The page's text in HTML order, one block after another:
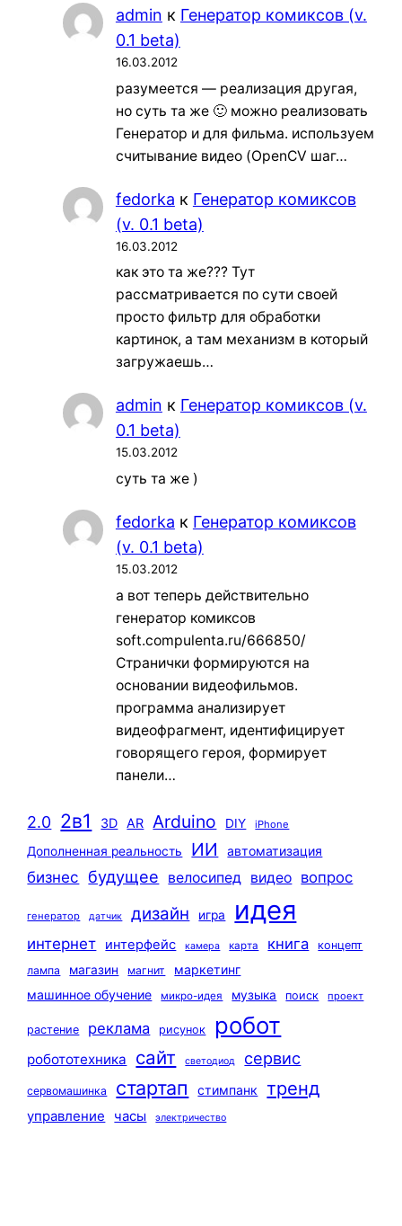
admin к Генератор комиксов (v.
0.1 beta)
16.03.2012
разумеется — реализация другая,
но суть та же 🙂 можно реализовать
Генератор и для фильма. используем
считывание видео (OpenCV шаг…
fedorka к Генератор комиксов
(v. 0.1 beta)
16.03.2012
как это та же??? Тут
рассматривается по сути своей
просто фильтр для обработки
картинок, а там механизм в который
загружаешь…
admin к Генератор комиксов (v.
0.1 beta)
15.03.2012
суть та же )
fedorka к Генератор комиксов
(v. 0.1 beta)
15.03.2012
а вот теперь действительно
генератор комиксов
soft.compulenta.ru/666850/
Странички формируются на
основании видеофильмов.
программа анализирует
видеофрагмент, идентифицирует
говорящего героя, формирует
панели…
2.0 2в1 3D AR Arduino DIY iPhone
Дополненная реальность ИИ автоматизация
бизнес будущее велосипед видео вопрос
генератор датчик дизайн игра идея
интернет интерфейс камера карта книга
концепт
лампа
магазин магнит
маркетинг
машинное обучение
микро-идея музыка поиск проект
растение реклама рисунок робот
робототехника сайт светодиод сервис
сервомашинка стартап стимпанк тренд
управление часы электричество